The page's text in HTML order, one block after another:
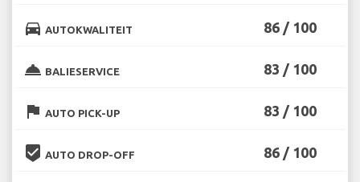
directions_car AUTOKWALITEIT 86 / 100
room_service BALIESERVICE 83 / 100
flag AUTO PICK-UP 83 / 100
beenhere AUTO DROP-OFF 86 / 100